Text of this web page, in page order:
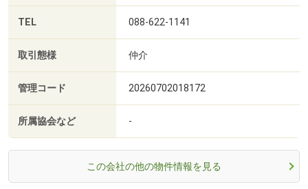
TEL 088-622-1141
取引態様 仲介
管理コード 20260702018172
所属協会など -
この会社の他の物件情報を見る